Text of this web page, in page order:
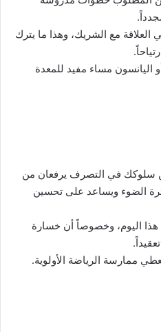
العلاقة مع الشريك، وهذا ما يترك
اليانسون مساء مفيد للمعدة
سلوكك في التصرف يرفعان من
الضوء ويساعد على تحسين
هذا اليوم، وخصوصاً أن خسارة
ممارسة الرياضة الأولوية.